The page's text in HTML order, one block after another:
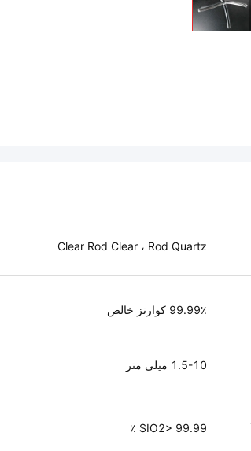
Clear Rod Clear ، Rod Quartz
99.99٪ کوارتز خالص
1.5-10 میلی متر
SIO2> 99.99 ٪